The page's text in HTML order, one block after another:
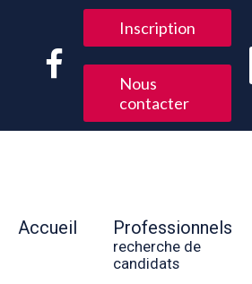
Inscription
Nous
contacter
Accueil Professionnels
recherche de
candidats